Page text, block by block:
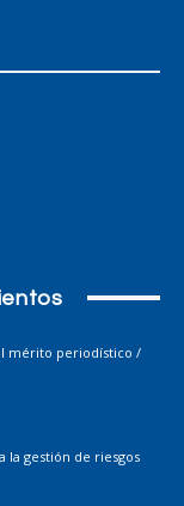
mérito periodístico /
la gestión de riesgos